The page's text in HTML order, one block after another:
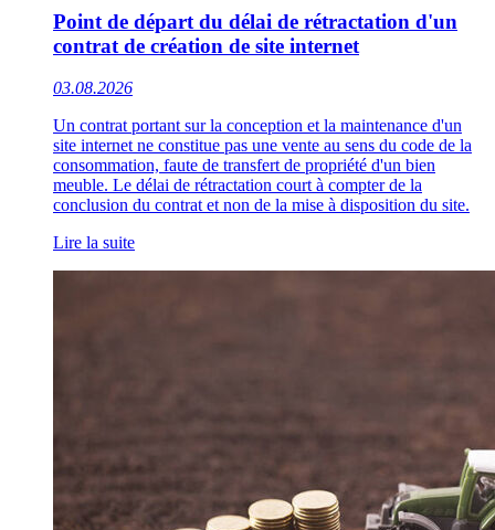
Point de départ du délai de rétractation d'un
contrat de création de site internet
03.08.2026
Un contrat portant sur la conception et la maintenance d'un
site internet ne constitue pas une vente au sens du code de la
consommation, faute de transfert de propriété d'un bien
meuble. Le délai de rétractation court à compter de la
conclusion du contrat et non de la mise à disposition du site.
Lire la suite